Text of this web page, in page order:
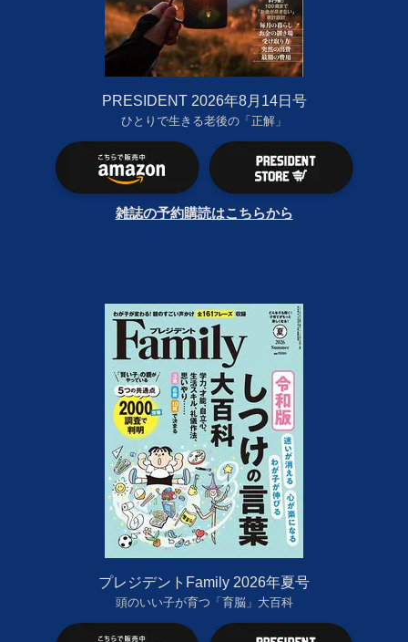
PRESIDENT 2026年8月14日号
ひとりで生きる老後の「正解」
雑誌の予約購読はこちらから
プレジデントFamily 2026年夏号
頭のいい子が育つ「育脳」大百科